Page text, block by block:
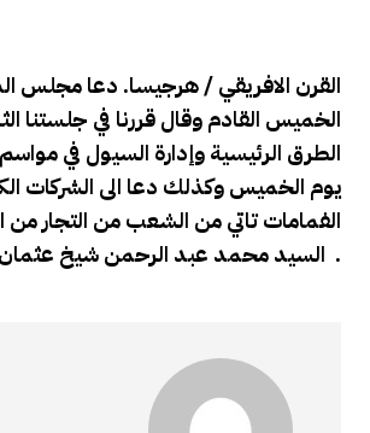
القرن الافريقي / هرجيسا. دعا مجلس
الخميس القادم وقال قررنا في جلستنا
الطرق الرئيسية وإدارة السيول في
يوم الخميس وكذلك دعا الى الشركات
الفمامات تاتي من الشعب من التجار
السيد محمد عبد الرحمن شيخ عثمان نور ضرورة مشاركة الحملة جنب الى جنب لان التجمع تعمل بكثير .